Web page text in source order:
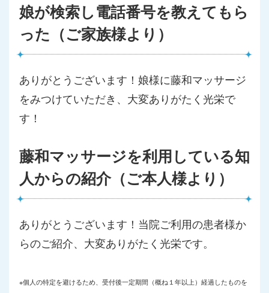
娘が検索し電話番号を教えてもら
った（ご家族様より）
ありがとうございます！娘様に藤和マッサージ
をみつけていただき、大変ありがたく光栄で
す！
藤和マッサージを利用している知
人からの紹介（ご本人様より）
ありがとうございます！当院ご利用の患者様か
らのご紹介、大変ありがたく光栄です。
※個人の特定を避けるため、受付後一定期間（概ね１年以上）経過したものを